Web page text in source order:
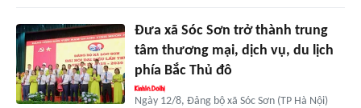
Đưa xã Sóc Sơn trở thành trung
tâm thương mại, dịch vụ, du lịch
phía Bắc Thủ đô
Ngày 12/8, Đảng bộ xã Sóc Sơn (TP Hà Nội)